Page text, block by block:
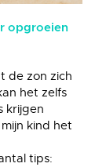
opgroeien
de zon zich
het zelfs
krijgen
kind het
tips: